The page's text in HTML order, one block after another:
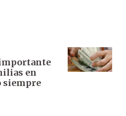
en
siempre